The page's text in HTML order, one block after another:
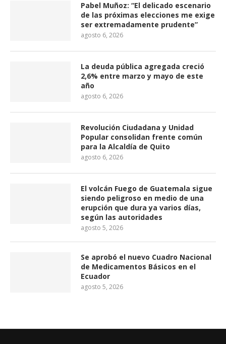
Pabel Muñoz: “El delicado escenario
de las próximas elecciones me exige
ser extremadamente prudente”
agosto 6, 2026
La deuda pública agregada creció
2,6% entre marzo y mayo de este
año
agosto 6, 2026
Revolución Ciudadana y Unidad
Popular consolidan frente común
para la Alcaldía de Quito
agosto 6, 2026
El volcán Fuego de Guatemala sigue
siendo peligroso en medio de una
erupción que dura ya varios días,
según las autoridades
agosto 5, 2026
Se aprobó el nuevo Cuadro Nacional
de Medicamentos Básicos en el
Ecuador
agosto 5, 2026